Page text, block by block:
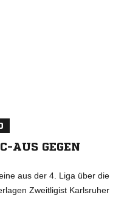
AUS GEGEN
aus der 4. Liga über die
Zweitligist Karlsruher